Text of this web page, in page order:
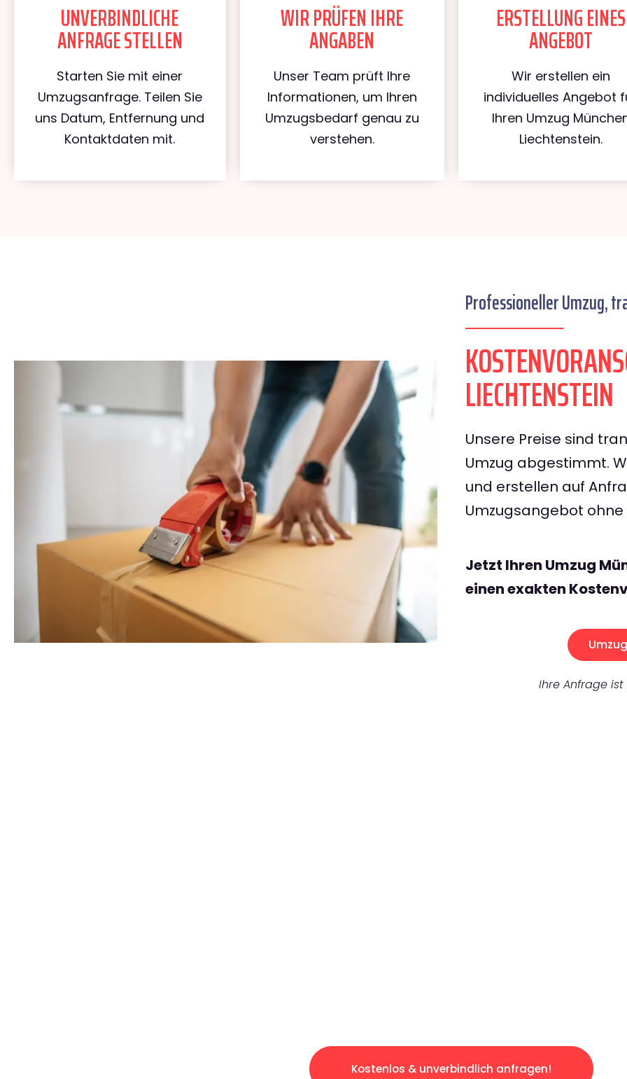
UNVERBINDLICHE
ANFRAGE STELLEN
Starten Sie mit einer
Umzugsanfrage. Teilen Sie
uns Datum, Entfernung und
Kontaktdaten mit.
WIR PRÜFEN IHRE
ANGABEN
Unser Team prüft Ihre
Informationen, um Ihren
Umzugsbedarf genau zu
verstehen.
ERSTELLUNG EINES
ANGEBOT
Wir erstellen ein
individuelles Angebot
Ihren Umzug
Liechtenstein.
Professioneller Umzug,
LIECHTENSTEIN
Unsere Preise sind
Umzug abgestimmt.
und erstellen auf
Umzugsangebot
Jetzt Ihren Umzug
einen exakten
Ihre Anfrage ist
Kostenlos & unverbindlich anfragen!